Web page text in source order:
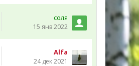
соля
15 янв 2022
Alfa
24 дек 2021